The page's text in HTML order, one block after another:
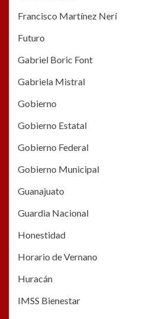
Francisco Martínez Nerí
Futuro
Gabriel Boric Font
Gabriela Mistral
Gobierno
Gobierno Estatal
Gobierno Federal
Gobierno Municipal
Guanajuato
Guardia Nacional
Honestidad
Horario de Vernano
Huracán
IMSS Bienestar